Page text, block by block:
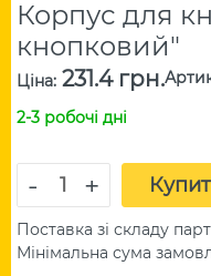
Корпус для
кнопковий"
Ціна: 231.4 грн.
2-3 робочі дні
- +
Поставка зі складу
Мінімальна сума